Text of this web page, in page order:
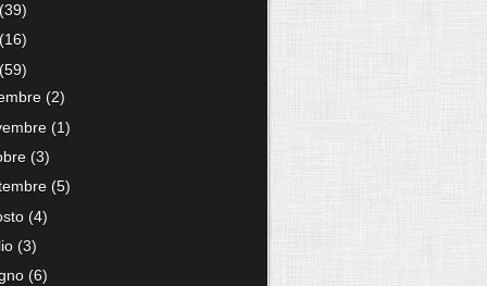
(39)
(16)
(59)
(2)
(1)
(3)
(5)
(4)
(3)
(6)